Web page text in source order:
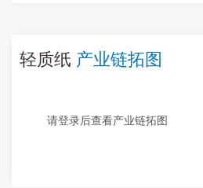
轻质纸 产业链拓图
请登录后查看产业链拓图